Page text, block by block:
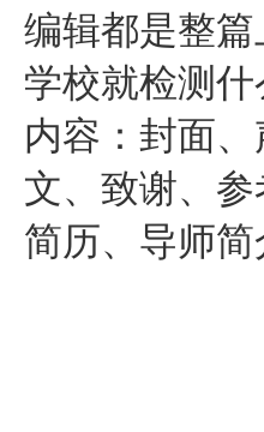
编辑都是整
学校就检测
内容：封面
文、致谢、
简历、导师